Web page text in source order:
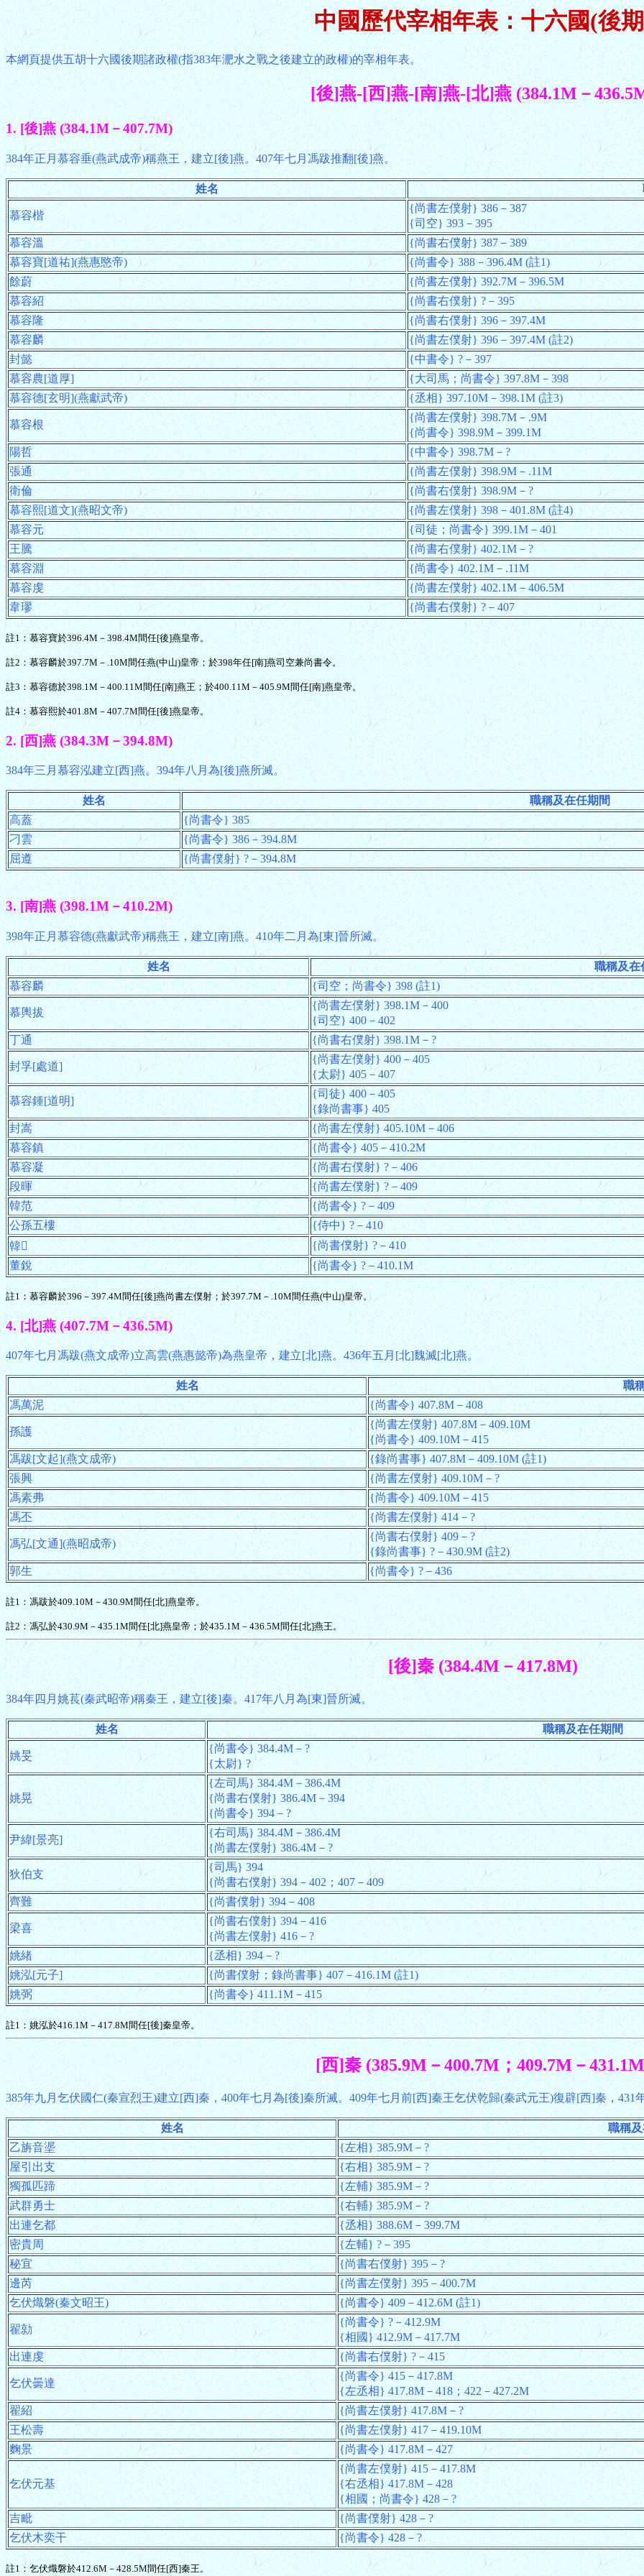
中國歷代宰相年表：十六國(後
本網頁提供五胡十六國後期諸政權(指383年淝水之戰之後建立的政權)的宰相年表。
[後]燕-[西]燕-[南]燕-[北]燕 (384.1M－
1. [後]燕 (384.1M－407.7M)
384年正月慕容垂(燕武成帝)稱燕王，建立[後]燕。407年七月馮跋推翻[後]燕。
姓名
慕容楷
{尚書左僕射} 386－387
{司空} 393－395
慕容溫
{尚書右僕射} 387－389
慕容寶[道祐](燕惠愍帝)
{尚書令} 388－396.4M (註1)
餘蔚
{尚書左僕射} 392.7M－396.5M
慕容紹
{尚書右僕射} ?－395
慕容隆
{尚書右僕射} 396－397.4M
慕容麟
{尚書左僕射} 396－397.4M (註2)
封懿
{中書令} ?－397
慕容農[道厚]
{大司馬；尚書令} 397.8M－398
慕容德[玄明](燕獻武帝)
{丞相} 397.10M－398.1M (註3)
慕容根
{尚書左僕射} 398.7M－.9M
{尚書令} 398.9M－399.1M
陽哲
{中書令} 398.7M－?
張通
{尚書左僕射} 398.9M－.11M
衛倫
{尚書右僕射} 398.9M－?
慕容熙[道文](燕昭文帝)
{尚書左僕射} 398－401.8M (註4)
慕容元
{司徒；尚書令} 399.1M－401
王騰
{尚書右僕射} 402.1M－?
慕容淵
{尚書令} 402.1M－.11M
慕容虔
{尚書左僕射} 402.1M－406.5M
韋璆
{尚書右僕射} ?－407
註1：慕容寶於396.4M－398.4M間任[後]燕皇帝。
註2：慕容麟於397.7M－.10M間任燕(中山)皇帝；於398年任[南]燕司空兼尚書令。
註3：慕容德於398.1M－400.11M間任[南]燕王；於400.11M－405.9M間任[南]燕皇帝。
註4：慕容熙於401.8M－407.7M間任[後]燕皇帝。
2. [西]燕 (384.3M－394.8M)
384年三月慕容泓建立[西]燕。394年八月為[後]燕所滅。
姓名
職稱及在任期間
高蓋
{尚書令} 385
刁雲
{尚書令} 386－394.8M
屈遵
{尚書僕射} ?－394.8M
3. [南]燕 (398.1M－410.2M)
398年正月慕容德(燕獻武帝)稱燕王，建立[南]燕。410年二月為[東]晉所滅。
姓名
職稱及在
慕容麟
{司空；尚書令} 398 (註1)
慕輿拔
{尚書左僕射} 398.1M－400
{司空} 400－402
丁通
{尚書右僕射} 398.1M－?
封孚[處道]
{尚書左僕射} 400－405
{太尉} 405－407
慕容鍾[道明]
{司徒} 400－405
{錄尚書事} 405
封嵩
{尚書左僕射} 405.10M－406
慕容鎮
{尚書令} 405－410.2M
慕容凝
{尚書右僕射} ?－406
段暉
{尚書左僕射} ?－409
韓范
{尚書令} ?－409
公孫五樓
{侍中} ?－410
韓𧨳
{尚書僕射} ?－410
董銳
{尚書令} ?－410.1M
註1：慕容麟於396－397.4M間任[後]燕尚書左僕射；於397.7M－.10M間任燕(中山)皇帝。
4. [北]燕 (407.7M－436.5M)
407年七月馮跋(燕文成帝)立高雲(燕惠懿帝)為燕皇帝，建立[北]燕。436年五月[北]魏滅[北]燕。
姓名
職
馮萬泥
{尚書令} 407.8M－408
孫護
{尚書左僕射} 407.8M－409.10M
{尚書令} 409.10M－415
馮跋[文起](燕文成帝)
{錄尚書事} 407.8M－409.10M (註1)
張興
{尚書左僕射} 409.10M－?
馮素弗
{尚書令} 409.10M－415
馮丕
{尚書左僕射} 414－?
馮弘[文通](燕昭成帝)
{尚書右僕射} 409－?
{錄尚書事} ?－430.9M (註2)
郭生
{尚書令} ?－436
註1：馮跋於409.10M－430.9M間任[北]燕皇帝。
註2：馮弘於430.9M－435.1M間任[北]燕皇帝；於435.1M－436.5M間任[北]燕王。
[後]秦 (384.4M－417.8M)
384年四月姚萇(秦武昭帝)稱秦王，建立[後]秦。417年八月為[東]晉所滅。
姓名 職稱及在任期間
姚旻
{尚書令} 384.4M－?
{太尉} ?
姚晃
{左司馬} 384.4M－386.4M
{尚書右僕射} 386.4M－394
{尚書令} 394－?
尹緯[景亮]
{右司馬} 384.4M－386.4M
{尚書左僕射} 386.4M－?
狄伯支
{司馬} 394
{尚書右僕射} 394－402；407－409
齊難
{尚書僕射} 394－408
梁喜
{尚書右僕射} 394－416
{尚書左僕射} 416－?
姚緒
{丞相} 394－?
姚泓[元子]
{尚書僕射；錄尚書事} 407－416.1M (註1)
姚弼
{尚書令} 411.1M－415
註1：姚泓於416.1M－417.8M間任[後]秦皇帝。
[西]秦 (385.9M－400.7M；409.7M－
385年九月乞伏國仁(秦宣烈王)建立[西]秦，400年七月為[後]秦所滅。409年七月前[西]秦王乞伏乾歸(秦武元王)復辟[西]秦，431
姓名
職稱
乙旃音埿
{左相} 385.9M－?
屋引出支
{右相} 385.9M－?
獨孤匹蹄
{左輔} 385.9M－?
武群勇士
{右輔} 385.9M－?
出連乞都
{丞相} 388.6M－399.7M
密貴周
{左輔} ?－395
秘宜
{尚書右僕射} 395－?
邊芮
{尚書左僕射} 395－400.7M
乞伏熾磐(秦文昭王)
{尚書令} 409－412.6M (註1)
翟勍
{尚書令} ?－412.9M
{相國} 412.9M－417.7M
出連虔
{尚書右僕射} ?－415
乞伏曇達
{尚書令} 415－417.8M
{左丞相} 417.8M－418；422－427.2M
翟紹
{尚書左僕射} 417.8M－?
王松壽
{尚書左僕射} 417－419.10M
麴景
{尚書令} 417.8M－427
乞伏元基
{尚書左僕射} 415－417.8M
{右丞相} 417.8M－428
{相國；尚書令} 428－?
吉毗
{尚書僕射} 428－?
乞伏木奕干
{尚書令} 428－?
註1：乞伏熾磐於412.6M－428.5M間任[西]秦王。